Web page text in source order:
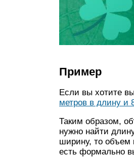
Пример
Если вы хотите
метров в длину и
Таким образом,
нужно найти
ширину, то объем
есть формально